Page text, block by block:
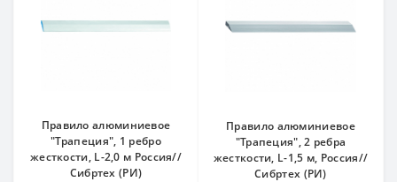
Правило алюминиевое
"Трапеция", 1 ребро
жесткости, L-2,0 м Россия//
Сибртех (РИ)
Правило алюминиевое
"Трапеция", 2 ребра
жесткости, L-1,5 м, Россия//
Сибртех (РИ)